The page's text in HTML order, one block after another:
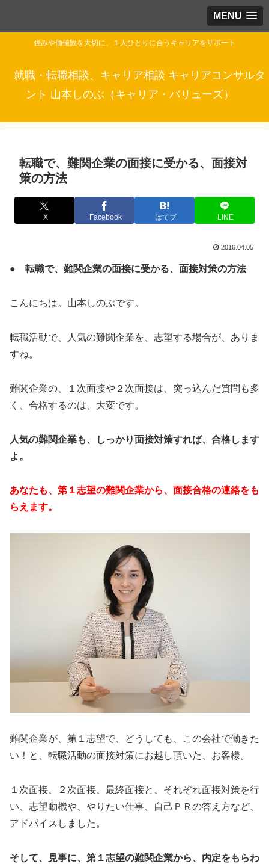
MENU
強みや価値観を大切に、１人ひとりに合うキャリアをサポート
就職・転職相談、キャリア相談 キャリアコンサルタ
ント 山本しのぶ（キャリア・バリューズ）
転職で、難関企業の面接に受かる、面接対
策の方法
X Facebook はてブ LINE
2016.04.05
● 転職で、難関企業の面接に受かる、面接対策の方法
こんにちは。山本しのぶです。
転職活動で、人気の難関企業を、志望する場合が、ありま
すね。
難関企業の、１次面接や２次面接は、突っ込んだ質問も多
く、合格するのは、大変です。
人気の難関企業も、しっかり面接対策すれば、合格します
よ。
あなたも、第１志望の難関企業から、面接合格の連絡をも
らえます。
難関企業が、第１志望で、どうしても、この会社で働きた
い！と、転職活動の面接対策にお越し頂いた、お客様。
１次面接、２次面接、最終面接と、それぞれ面接対策を行
い、志望動機や、やりたい仕事、自己ＰＲの答え方など、
アドバイスしました。
そして、見事に、第１志望の難関企業から、内定をもらわ